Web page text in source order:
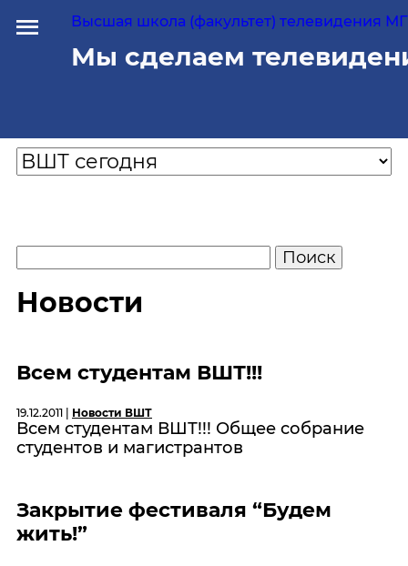
Высшая школа (факультет) телевидения
Мы сделаем
Новости
Всем студентам ВШТ!!!
19.12.2011 | Новости ВШТ
Всем студентам ВШТ!!! Общее собрание
студентов и магистрантов
Закрытие фестиваля “Будем
жить!”